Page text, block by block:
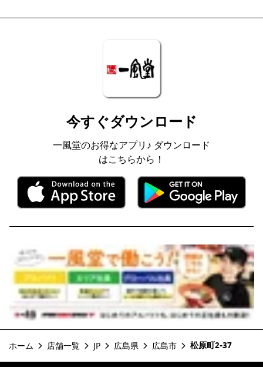
今すぐダウンロード
一風堂のお得なアプリ♪ ダウンロード
はこちらから！
ホーム 店舗一覧 JP 広島県 広島市 松原町2-37